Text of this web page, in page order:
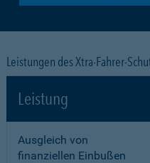
Leistungen des Xtra-Fahrer-
Leistung
Ausgleich von
finanziellen Einbußen